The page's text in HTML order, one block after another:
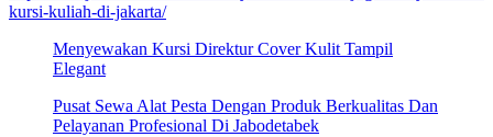
kursi-kuliah-di-jakarta/
Menyewakan Kursi Direktur Cover Kulit Tampil
Elegant
Pusat Sewa Alat Pesta Dengan Produk Berkualitas Dan
Pelayanan Profesional Di Jabodetabek